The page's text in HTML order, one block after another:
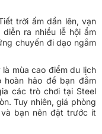
trời ấm dần lên, vạn
ra nhiều lễ hội ẩm
chuyến đi dạo ngắm
mùa cao điểm du lịch
hoàn hảo để bạn đắm
các trò chơi tại Steel
Tuy nhiên, giá phòng
bạn nên đặt trước ít